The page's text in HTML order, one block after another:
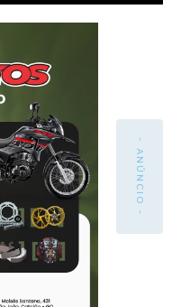
- ANÚNCIO -